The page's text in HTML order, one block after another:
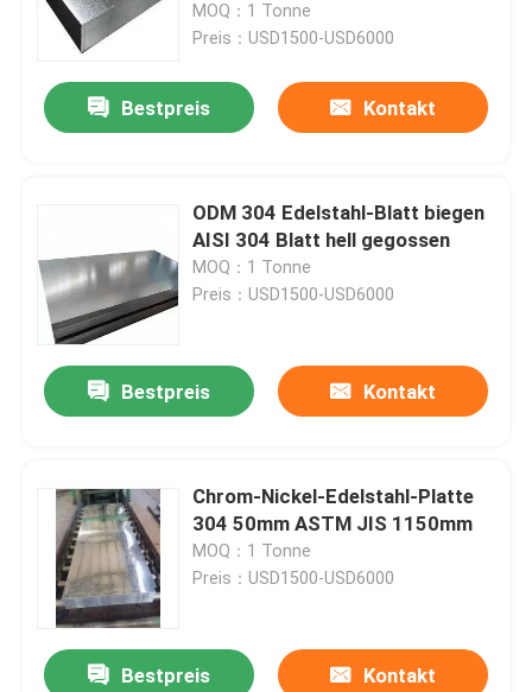
MOQ：1 Tonne
Preis：USD1500-USD6000
Bestpreis Kontakt
ODM 304 Edelstahl-Blatt biegen
AISI 304 Blatt hell gegossen
MOQ：1 Tonne
Preis：USD1500-USD6000
Bestpreis Kontakt
Chrom-Nickel-Edelstahl-Platte
304 50mm ASTM JIS 1150mm
MOQ：1 Tonne
Preis：USD1500-USD6000
Bestpreis Kontakt